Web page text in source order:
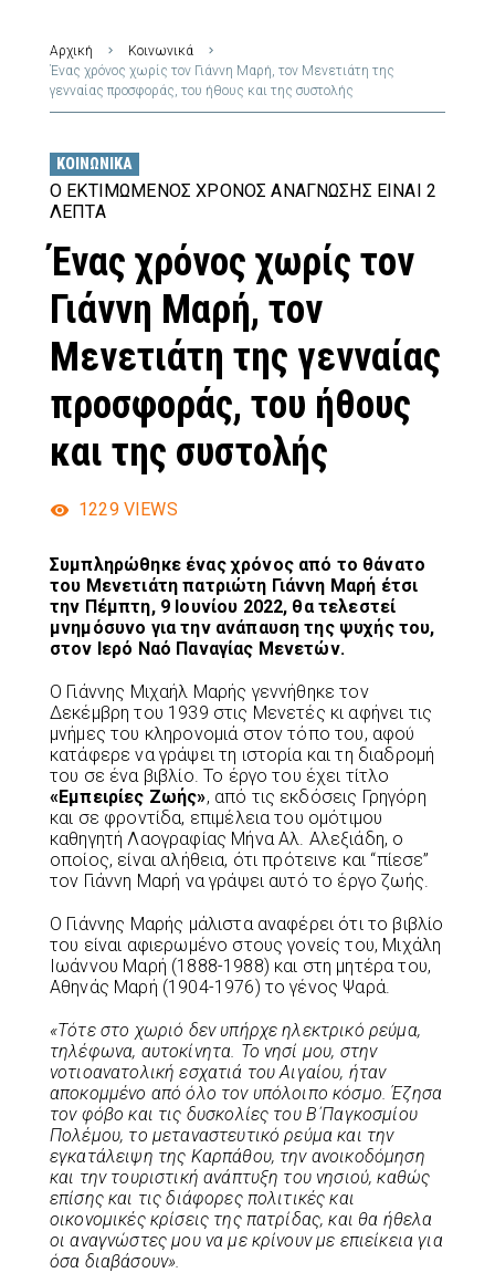
Αρχική
Κοινωνικά
Ένας χρόνος χωρίς τον Γιάννη Μαρή, τον Μενετιάτη της
γενναίας προσφοράς, του ήθους και της συστολής
ΚΟΙΝΩΝΙΚΆ
Ο ΕΚΤΙΜΏΜΕΝΟΣ ΧΡΌΝΟΣ ΑΝΆΓΝΩΣΗΣ ΕΊΝΑΙ 2
ΛΕΠΤΆ
Ένας χρόνος χωρίς τον
Γιάννη Μαρή, τον
Μενετιάτη της γενναίας
προσφοράς, του ήθους
και της συστολής
1229 VIEWS
Συμπληρώθηκε ένας χρόνος από το θάνατο
του Μενετιάτη πατριώτη Γιάννη Μαρή έτσι
την Πέμπτη, 9 Ιουνίου 2022, θα τελεστεί
μνημόσυνο για την ανάπαυση της ψυχής του,
στον Ιερό Ναό Παναγίας Μενετών.
Ο Γιάννης Μιχαήλ Μαρής γεννήθηκε τον
Δεκέμβρη του 1939 στις Μενετές κι αφήνει τις
μνήμες του κληρονομιά στον τόπο του, αφού
κατάφερε να γράψει τη ιστορία και τη διαδρομή
του σε ένα βιβλίο. Το έργο του έχει τίτλο
«Εμπειρίες Ζωής», από τις εκδόσεις Γρηγόρη
και σε φροντίδα, επιμέλεια του ομότιμου
καθηγητή Λαογραφίας Μήνα Αλ. Αλεξιάδη, ο
οποίος, είναι αλήθεια, ότι πρότεινε και “πίεσε”
τον Γιάννη Μαρή να γράψει αυτό το έργο ζωής.
Ο Γιάννης Μαρής μάλιστα αναφέρει ότι το βιβλίο
του είναι αφιερωμένο στους γονείς του, Μιχάλη
Ιωάννου Μαρή (1888-1988) και στη μητέρα του,
Αθηνάς Μαρή (1904-1976) το γένος Ψαρά.
«Τότε στο χωριό δεν υπήρχε ηλεκτρικό ρεύμα,
τηλέφωνα, αυτοκίνητα. Το νησί μου, στην
νοτιοανατολική εσχατιά του Αιγαίου, ήταν
αποκομμένο από όλο τον υπόλοιπο κόσμο.Έζησα
τον φόβο και τις δυσκολίες του Β΄Παγκοσμίου
Πολέμου, το μεταναστευτικό ρεύμα και την
εγκατάλειψη της Καρπάθου, την ανοικοδόμηση
και την τουριστική ανάπτυξη του νησιού, καθώς
επίσης και τις διάφορες πολιτικές και
οικονομικές κρίσεις της πατρίδας, και θα ήθελα
οι αναγνώστες μου να με κρίνουν με επιείκεια για
όσα διαβάσουν».